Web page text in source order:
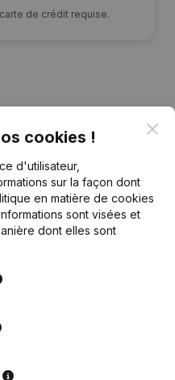
de crédit requise.
- Actions - Statuts
Coordination, Autres
…)(NL)
Morale, Ouverture
etc...)
cookies !
d'utilisateur,
sur la façon dont
en matière de cookies
sont visées et
dont elles sont